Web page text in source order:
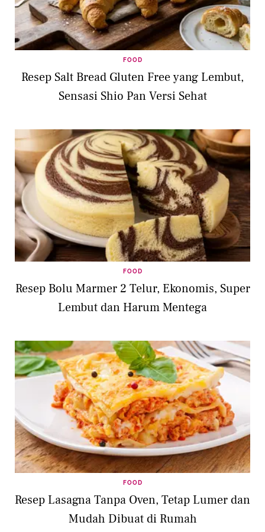
FOOD
Resep Salt Bread Gluten Free yang Lembut,
Sensasi Shio Pan Versi Sehat
FOOD
Resep Bolu Marmer 2 Telur, Ekonomis, Super
Lembut dan Harum Mentega
FOOD
Resep Lasagna Tanpa Oven, Tetap Lumer dan
Mudah Dibuat di Rumah